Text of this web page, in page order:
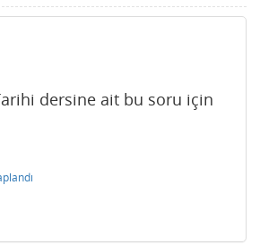
dersine ait bu soru için